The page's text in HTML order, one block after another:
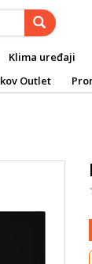
Klima uređaji
Outlet